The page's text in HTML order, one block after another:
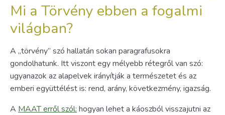
Mi a Törvény ebben a fogalmi
világban?
A „törvény” szó hallatán sokan paragrafusokra
gondolhatunk. Itt viszont egy mélyebb rétegről van szó:
ugyanazok az alapelvek irányítják a természetet és az
emberi együttélést is: rend, arány, következmény, igazság.
A MAAT erről szól: hogyan lehet a káoszból visszajutni az